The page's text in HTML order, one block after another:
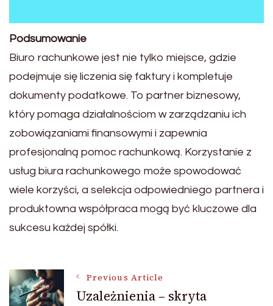
Podsumowanie
Biuro rachunkowe jest nie tylko miejsce, gdzie
podejmuje się liczenia się faktury i kompletuje
dokumenty podatkowe. To partner biznesowy,
który pomaga działalnościom w zarządzaniu ich
zobowiązaniami finansowymi i zapewnia
profesjonalną pomoc rachunkową. Korzystanie z
usług biura rachunkowego może spowodować
wiele korzyści, a selekcja odpowiedniego partnera i
produktowna współpraca mogą być kluczowe dla
sukcesu każdej spółki.
Post
Previous Article
Uzależnienia – skryta